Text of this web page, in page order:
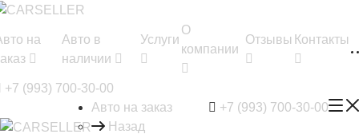
на
Авто в
наличии
Услуги
О
компании
Отзывы Контакты
+7 (993) 700-30-00
+7 (993) 700-30-00
Авто на заказ
Назад